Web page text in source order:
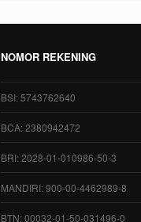
NOMOR REKENING
BSI: 5743762640
BCA: 2380942472
BRI: 2028-01-010986-50-3
MANDIRI: 900-00-4462989-8
BTN: 00032-01-50-031496-0